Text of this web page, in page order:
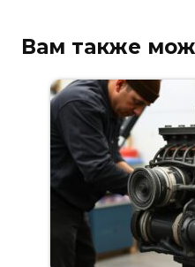
Вам также